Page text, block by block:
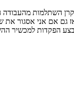
קרן השתלמות מהעבודה
אלש"ח) אז גם אם אני אסגור
הפקדות למכשיר